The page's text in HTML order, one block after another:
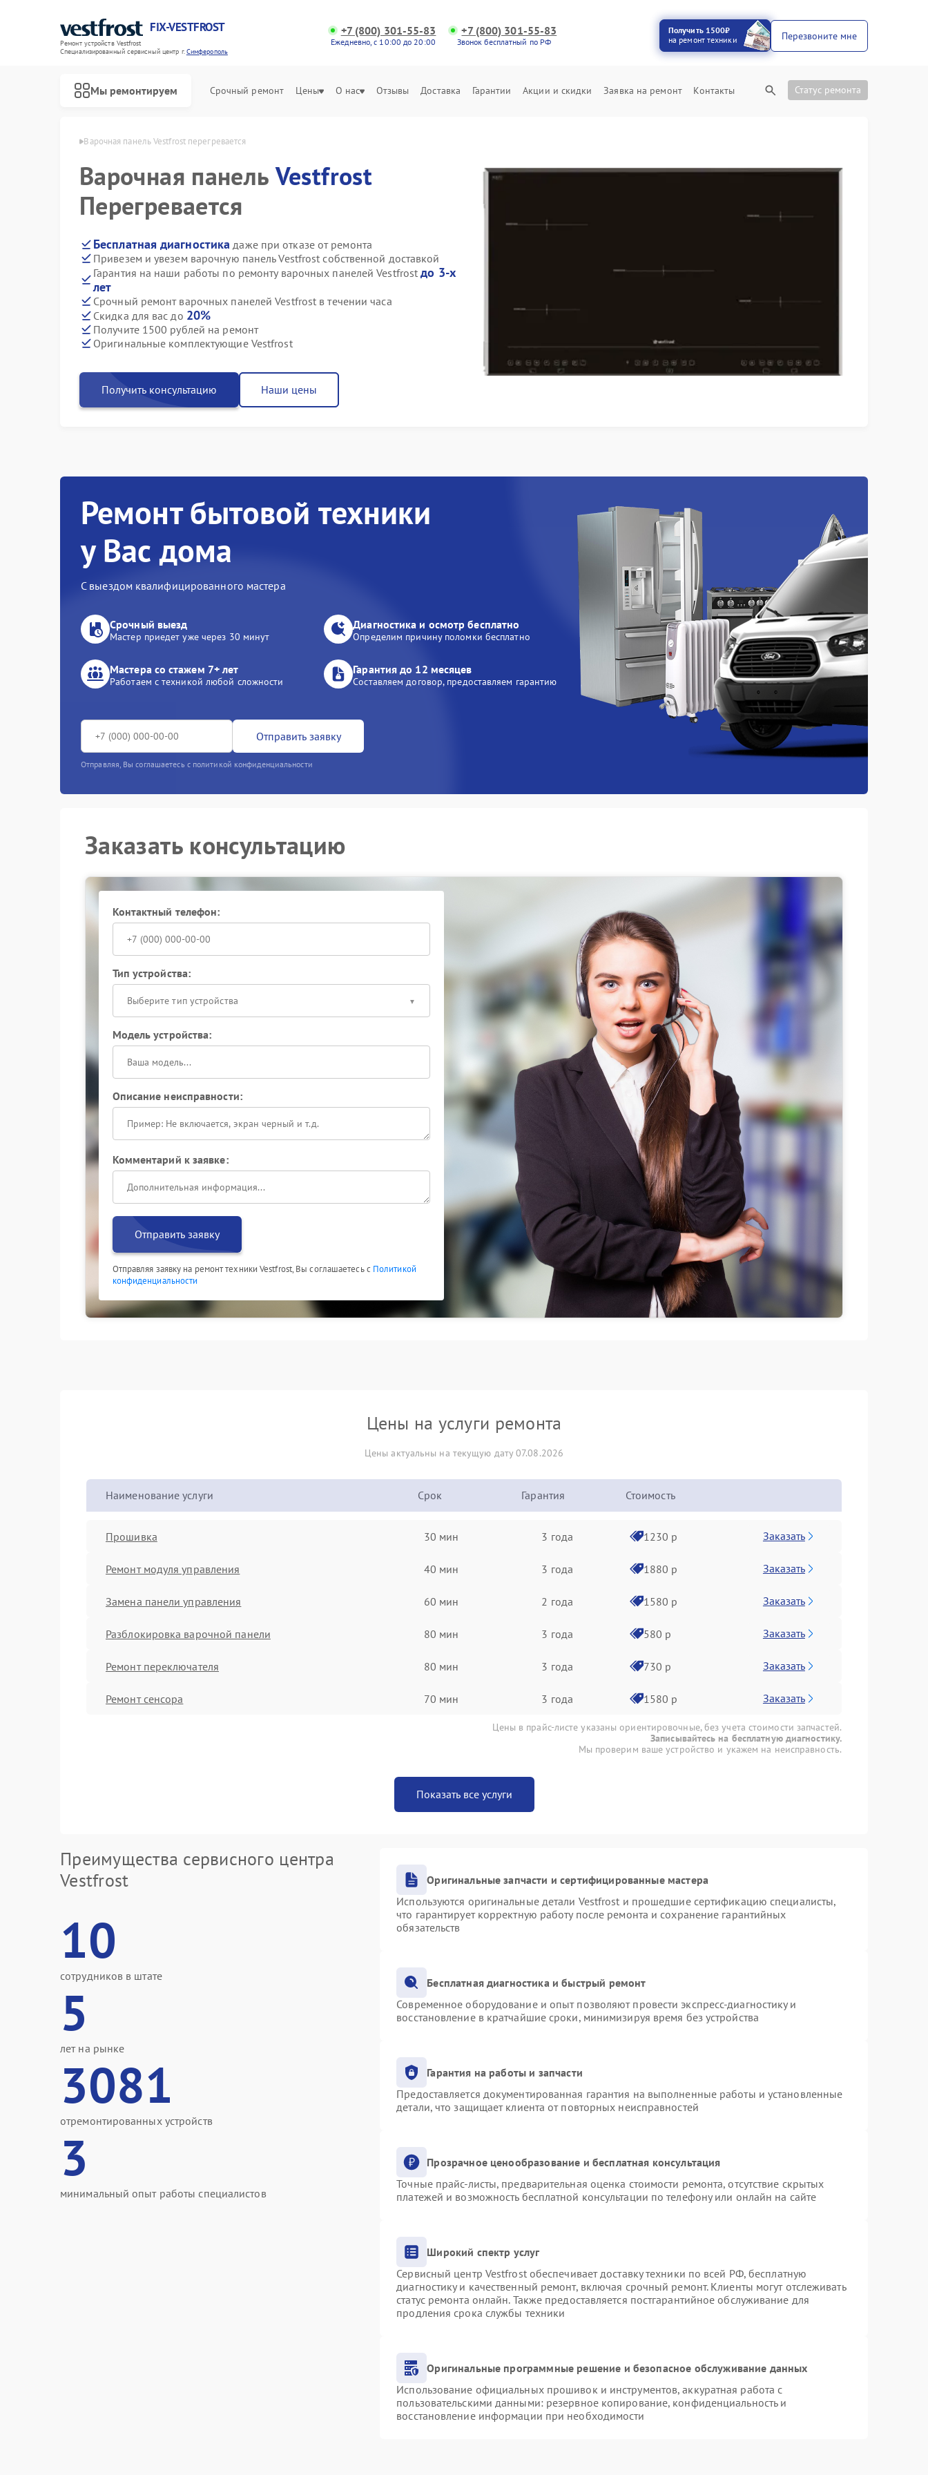
FIX-VESTFROST
Ремонт устройств Vestfrost
Специализированный cервисный центр г.Симферополь
+7 (800) 301-55-83
Ежедневно, с 10:00 до 20:00
+7 (800) 301-55-83
Звонок бесплатный по РФ
Получить 1500₽
на ремонт техники
Перезвоните мне
Мы ремонтируем Срочный ремонт Цены О нас Отзывы Доставка Гарантии Акции и скидки Заявка на ремонт Контакты Статус ремонта
в Симферополе Варочная панель Vestfrost перегревается
Варочная панельVestfrost
Перегревается
Бесплатная диагностика даже при отказе от ремонта
Привезем и увезем варочную панель Vestfrost собственной доставкой
Гарантия на наши работы по ремонту варочных панелей Vestfrostдо 3-х
лет
Срочный ремонт варочных панелей Vestfrost в течении часа
Скидка для вас до 20%
Получите 1500 рублей на ремонт
Оригинальные комплектующие Vestfrost
Получить консультацию Наши цены
Ремонт бытовой техники
у Вас дома
С выездом квалифицированного мастера
Срочный выезд
Мастер приедет уже через 30 минут
Диагностика и осмотр бесплатно
Определим причину поломки бесплатно
Мастера со стажем 7+ лет
Работаем с техникой любой сложности
Гарантия до 12 месяцев
Составляем договор, предоставляем гарантию
Отправить заявку
Отправляя, Вы соглашаетесь с политикой конфиденциальности
Заказать консультацию
Контактный телефон:
Тип устройства:
Выберите тип устройства
Модель устройства:
Описание неисправности:
Комментарий к заявке:
Отправить заявку
Отправляя заявку на ремонт техники Vestfrost, Вы соглашаетесь с Политикой
конфиденциальности
Цены на услуги ремонта
Цены актуальны на текущую дату 07.08.2026
Наименование услуги Срок Гарантия Стоимость
Прошивка 30 мин 3 года 1230 р Заказать
Ремонт модуля управления 40 мин 3 года 1880 р Заказать
Замена панели управления 60 мин 2 года 1580 р Заказать
Разблокировка варочной панели 80 мин 3 года 580 р Заказать
Ремонт переключателя 80 мин 3 года 730 р Заказать
Ремонт сенсора 70 мин 3 года 1580 р Заказать
Цены в прайс-листе указаны ориентировочные, без учета стоимости запчастей.
Записывайтесь на бесплатную диагностику.
Мы проверим ваше устройство и укажем на неисправность.
Показать все услуги
Преимущества сервисного центра
Vestfrost
10
сотрудников в штате
5
лет на рынке
3081
отремонтированных устройств
3
минимальный опыт работы специалистов
Оригинальные запчасти и сертифицированные мастера
Используются оригинальные детали Vestfrost и прошедшие сертификацию специалисты,
что гарантирует корректную работу после ремонта и сохранение гарантийных
обязательств
Бесплатная диагностика и быстрый ремонт
Современное оборудование и опыт позволяют провести экспресс-диагностику и
восстановление в кратчайшие сроки, минимизируя время без устройства
Гарантия на работы и запчасти
Предоставляется документированная гарантия на выполненные работы и установленные
детали, что защищает клиента от повторных неисправностей
Прозрачное ценообразование и бесплатная консультация
Точные прайс-листы, предварительная оценка стоимости ремонта, отсутствие скрытых
платежей и возможность бесплатной консультации по телефону или онлайн на сайте
Широкий спектр услуг
Сервисный центр Vestfrost обеспечивает доставку техники по всей РФ, бесплатную
диагностику и качественный ремонт, включая срочный ремонт. Клиенты могут отслеживать
статус ремонта онлайн. Также предоставляется постгарантийное обслуживание для
продления срока службы техники
Оригинальные программные решение и безопасное обслуживание данных
Использование официальных прошивок и инструментов, аккуратная работа с
пользовательскими данными: резервное копирование, конфиденциальность и
восстановление информации при необходимости